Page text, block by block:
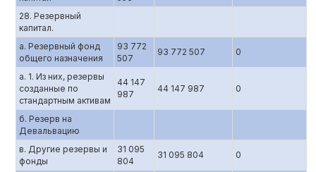
28. Резервный
капитал.
а. Резервный фонд
общего назначения
93 772
507
93 772 507 0
а. 1. Из них, резервы
созданные по
стандартным активам
44 147
987
44 147 987 0
б. Резерв на
Девальвацию
в. Другие резервы и
фонды
31 095
804
31 095 804 0